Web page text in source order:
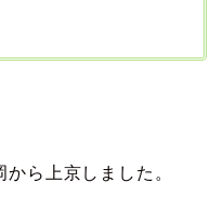
ら上京しました。